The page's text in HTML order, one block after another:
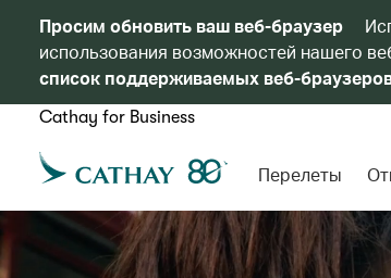
Просим обновить ваш веб-браузер
использования возможностей нашего
список поддерживаемых веб-
Cathay for Business
Перелеты